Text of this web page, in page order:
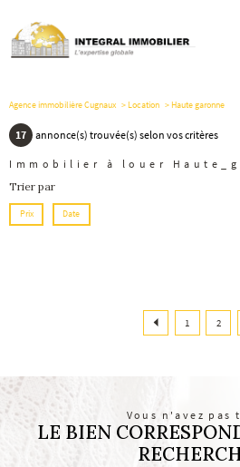
Agence immobilière Cugnaux Location Haute garonne
17 annonce(s) trouvée(s) selon vos critères
Immobilier à louer
Trier par
Prix Date
1 2
Vous n'avez pas
LE BIEN